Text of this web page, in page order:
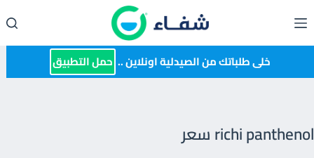
إلى
المحتوى خلى طلباتك من الصيدلية اونلاين .. حمل التطبيق
richi panthenol سعر